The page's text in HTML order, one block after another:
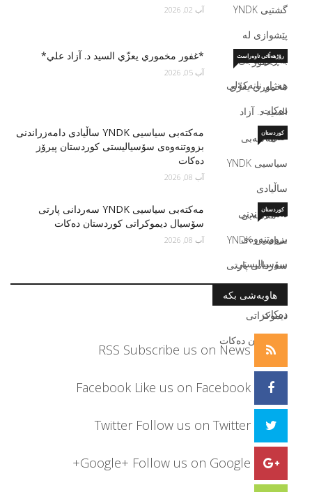
آب 02, 2026
*غفور مخموري يعزّي السید د. آزاد علي* رۆژهەڵاتی ناوەراست
آب 05, 2026
مه‌كته‌بی سیاسیی YNDK ساڵیادی دامەزراندنی
بزووتنه‌وه‌ى سۆسياليستى كوردستان پیرۆز
دەكات
کوردستان
آب 08, 2026
مه‌كته‌بی سیاسیی YNDK سه‌ردانى پارتى
سۆسيال ديموكراتى كوردستان دەكات
کوردستان
آب 08, 2026
هاوبەشی بکە
RSS Subscribe us on News
Facebook Like us on Facebook
Twitter Follow us on Twitter
Google+ Follow us on Google+